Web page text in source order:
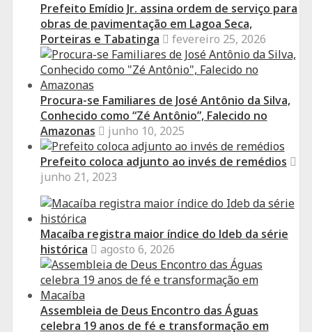
Prefeito Emídio Jr. assina ordem de serviço para
obras de pavimentação em Lagoa Seca,
Porteiras e Tabatinga
fevereiro 25, 2026
Procura-se Familiares de José Antônio da Silva,
Conhecido como “Zé Antônio”, Falecido no
Amazonas
junho 10, 2025
Prefeito coloca adjunto ao invés de remédios
junho 21, 2023
Macaíba registra maior índice do Ideb da série
histórica
agosto 6, 2026
Assembleia de Deus Encontro das Águas
celebra 19 anos de fé e transformação em